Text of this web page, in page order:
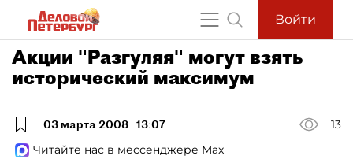
Войти
Акции "Разгуляя" могут взять
исторический максимум
03 марта 2008 13:07
13
Читайте нас в мессенджере Max